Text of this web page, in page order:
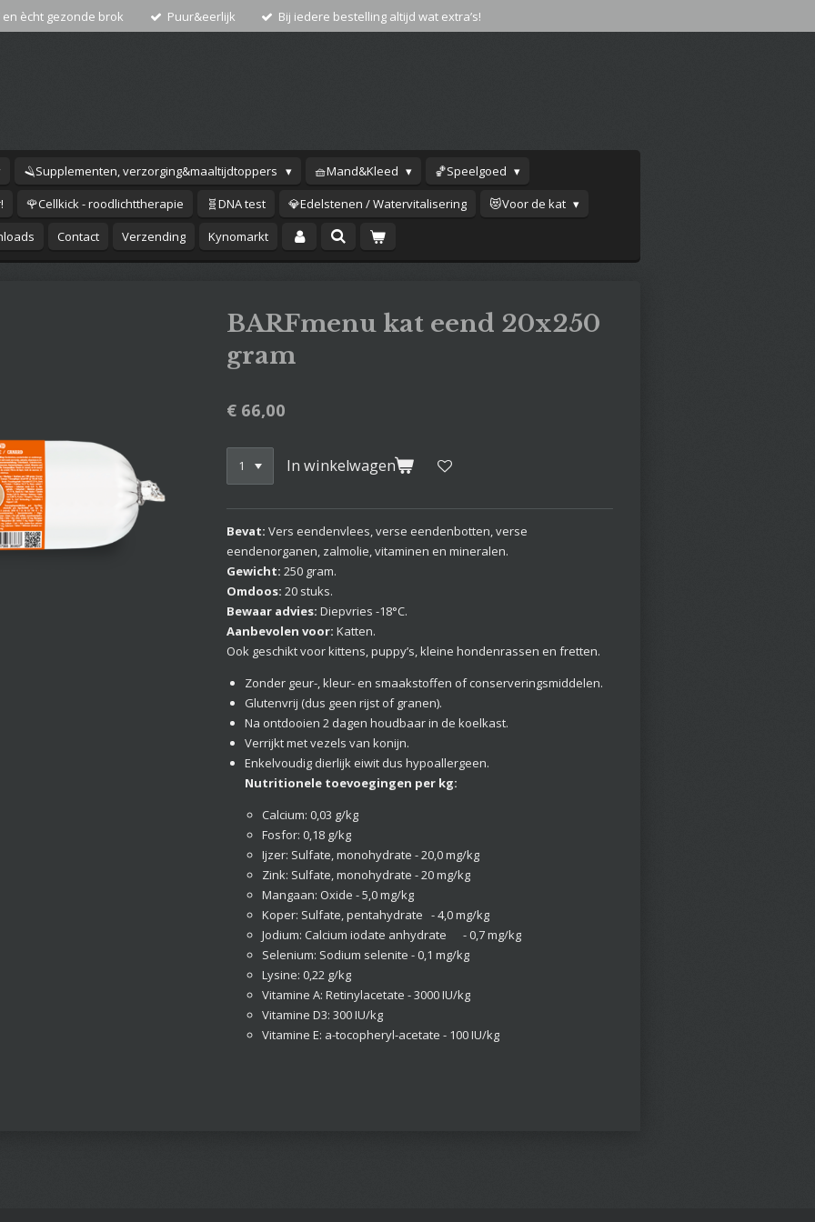
en ècht gezonde brok Puur&eerlijk Bij iedere bestelling altijd wat extra’s!
🪒Supplementen, verzorging&maaltijdtoppers 🧺Mand&Kleed
🏀Speelgoed
🌹Cellkick - roodlichttherapie 🧬DNA test 💎Edelstenen / Watervitalisering
😻Voor de kat
Contact Verzending Kynomarkt
BARFmenu kat eend 20x250
gram
€ 66,00
In winkelwagen
Bevat: Vers eendenvlees, verse eendenbotten, verse
eendenorganen, zalmolie, vitaminen en mineralen.
Gewicht: 250 gram.
Omdoos: 20 stuks.
Bewaar advies: Diepvries -18°C.
Aanbevolen voor: Katten.
Ook geschikt voor kittens, puppy’s, kleine hondenrassen en fretten.
Zonder geur-, kleur- en smaakstoffen of conserveringsmiddelen.
Glutenvrij (dus geen rijst of granen).
Na ontdooien 2 dagen houdbaar in de koelkast.
Verrijkt met vezels van konijn.
Enkelvoudig dierlijk eiwit dus hypoallergeen.
Nutritionele toevoegingen per kg:
Calcium: 0,03 g/kg
Fosfor: 0,18 g/kg
Ijzer: Sulfate, monohydrate - 20,0 mg/kg
Zink: Sulfate, monohydrate - 20 mg/kg
Mangaan: Oxide - 5,0 mg/kg
Koper: Sulfate, pentahydrate - 4,0 mg/kg
Jodium: Calcium iodate anhydrate - 0,7 mg/kg
Selenium: Sodium selenite - 0,1 mg/kg
Lysine: 0,22 g/kg
Vitamine A: Retinylacetate - 3000 IU/kg
Vitamine D3: 300 IU/kg
Vitamine E: a-tocopheryl-acetate - 100 IU/kg